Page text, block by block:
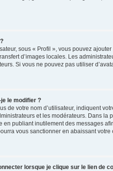
sous « Profil », vous pouvez
d’images locales. Les
Si vous ne pouvez pas utiliser
le modifier ?
de votre nom d’utilisateur, indiquent
et les modérateurs. Dans
en publiant inutilement des messages
vous sanctionner en abaissant votre
lorsque je clique sur le lien de